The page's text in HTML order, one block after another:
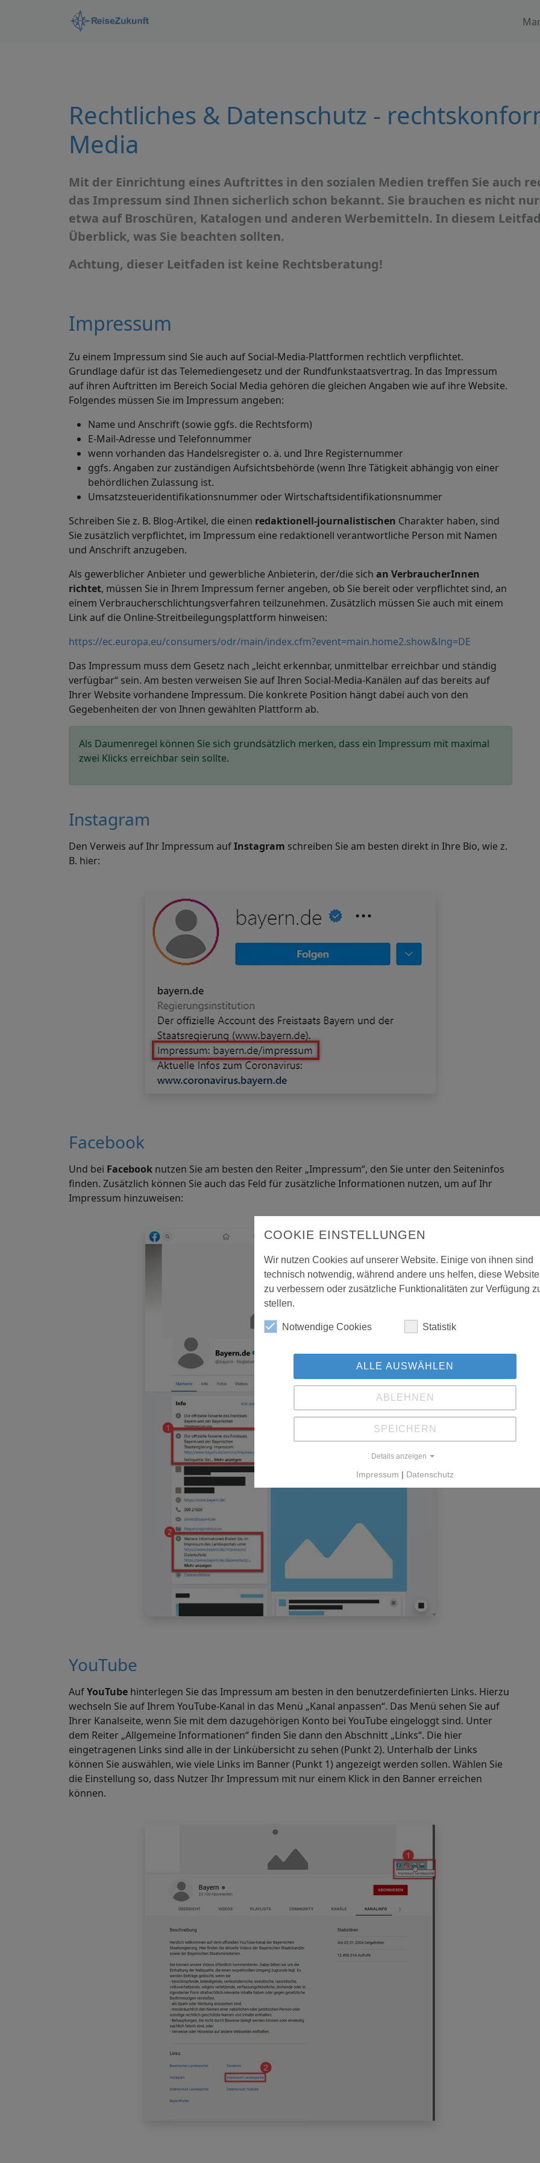
Rechtliches & Datenschutz -
Media
Mit der Einrichtung eines Auftrittes in den sozialen Medien treffen Sie auch
das Impressum sind Ihnen sicherlich schon bekannt. Sie brauchen es nicht
etwa auf Broschüren, Katalogen und anderen Werbemitteln. In diesem
Überblick, was Sie beachten sollten.
Achtung, dieser Leitfaden ist keine Rechtsberatung!
Impressum
Zu einem Impressum sind Sie auch auf Social-Media-Plattformen rechtlich verpflichtet.
Grundlage dafür ist das Telemediengesetz und der Rundfunkstaatsvertrag. In das Impressum
auf ihren Auftritten im Bereich Social Media gehören die gleichen Angaben wie auf ihre Website.
Folgendes müssen Sie im Impressum angeben:
Name und Anschrift (sowie ggfs. die Rechtsform)
E-Mail-Adresse und Telefonnummer
wenn vorhanden das Handelsregister o. ä. und Ihre Registernummer
ggfs. Angaben zur zuständigen Aufsichtsbehörde (wenn Ihre Tätigkeit abhängig von einer
behördlichen Zulassung ist.
Umsatzsteueridentifikationsnummer oder Wirtschaftsidentifikationsnummer
Schreiben Sie z. B. Blog-Artikel, die einen redaktionell-journalistischen Charakter haben, sind
Sie zusätzlich verpflichtet, im Impressum eine redaktionell verantwortliche Person mit Namen
und Anschrift anzugeben.
Als gewerblicher Anbieter und gewerbliche Anbieterin, der/die sich an VerbraucherInnen
richtet, müssen Sie in Ihrem Impressum ferner angeben, ob Sie bereit oder verpflichtet sind, an
einem Verbraucherschlichtungsverfahren teilzunehmen. Zusätzlich müssen Sie auch mit einem
Link auf die Online-Streitbeilegungsplattform hinweisen:
https://ec.europa.eu/consumers/odr/main/index.cfm?event=main.home2.show&lng=DE
Das Impressum muss dem Gesetz nach „leicht erkennbar, unmittelbar erreichbar und ständig
verfügbar“ sein. Am besten verweisen Sie auf Ihren Social-Media-Kanälen auf das bereits auf
IhrerWebsite vorhandene Impressum. Die konkrete Position hängt dabei auch von den
Gegebenheiten der von Ihnen gewählten Plattform ab.
Als Daumenregel können Sie sich grundsätzlich merken, dass ein Impressum mit maximal
zwei Klicks erreichbar sein sollte.
Instagram
Den Verweis auf Ihr Impressum aufInstagram schreiben Sie am besten direkt in Ihre Bio, wie z.
B. hier:
Facebook
Und bei Facebook nutzen Sie am besten den Reiter „Impressum“, den Sie unter den Seiteninfos
finden. Zusätzlich können Sie auch das Feld für zusätzliche Informationen nutzen, um auf Ihr
Impressum hinzuweisen:
YouTube
AufYouTube hinterlegen Sie das Impressum am besten in den benutzerdefinierten Links. Hierzu
wechseln Sie auf Ihrem YouTube-Kanal in das Menü „Kanal anpassen“. Das Menü sehen Sie auf
Ihrer Kanalseite, wenn Sie mit dem dazugehörigen Konto bei YouTube eingeloggt sind. Unter
dem Reiter „Allgemeine Informationen“ finden Sie dann den Abschnitt „Links“. Die hier
eingetragenen Links sind alle in der Linkübersicht zu sehen (Punkt 2). Unterhalb der Links
können Sie auswählen, wie viele Links im Banner (Punkt 1) angezeigt werden sollen. Wählen Sie
die Einstellung so, dass Nutzer Ihr Impressum mit nur einem Klick in den Banner erreichen
können.
COOKIE EINSTELLUNGEN
Wir nutzen Cookies auf unserer Website. Einige von ihnen sind
technisch notwendig, während andere uns helfen, diese Website
zu verbessern oder zusätzliche Funktionalitäten zur Verfügung
stellen.
Notwendige Cookies Statistik
ALLE AUSWÄHLEN
ABLEHNEN
SPEICHERN
Details anzeigen
Impressum | Datenschutz